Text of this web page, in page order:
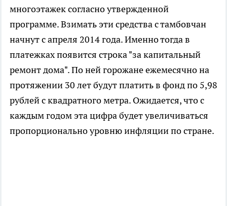
многоэтажек согласно утвержденной
программе. Взимать эти средства с тамбовчан
начнут с апреля 2014 года. Именно тогда в
платежках появится строка "за капитальный
ремонт дома". По ней горожане ежемесячно на
протяжении 30 лет будут платить в фонд по 5,98
рублей с квадратного метра. Ожидается, что с
каждым годом эта цифра будет увеличиваться
пропорционально уровню инфляции по стране.